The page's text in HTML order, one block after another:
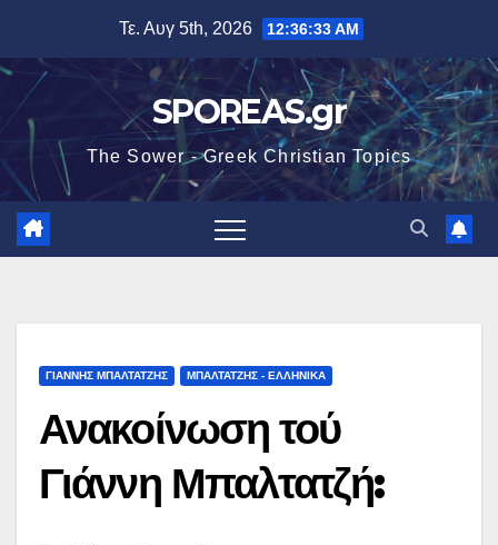
περιεχόμενο
Τε. Αυγ 5th, 2026 12:36:34 AM
SPOREAS.gr
The Sower - Greek Christian Topics
ΓΙΆΝΝΗΣ ΜΠΑΛΤΑΤΖΉΣ ΜΠΑΛΤΑΤΖΗΣ - ΕΛΛΗΝΙΚΑ
Ανακοίνωση τού
Γιάννη Μπαλτατζή: